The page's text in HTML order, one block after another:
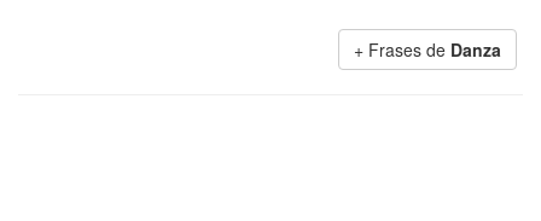
+ Frases de Danza